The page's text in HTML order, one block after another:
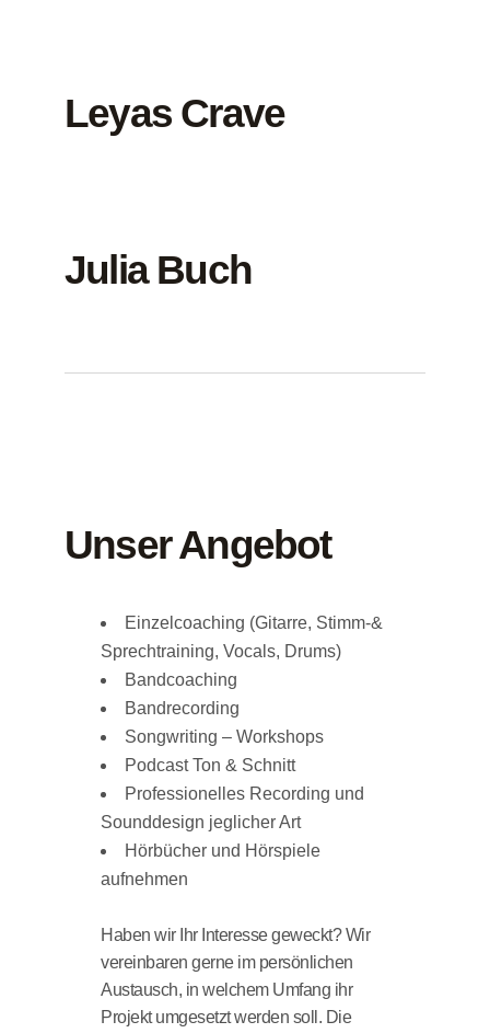
Leyas Crave
Julia Buch
Unser Angebot
Einzelcoaching (Gitarre, Stimm-&
Sprechtraining, Vocals, Drums)
Bandcoaching
Bandrecording
Songwriting – Workshops
Podcast Ton & Schnitt
Professionelles Recording und
Sounddesign jeglicher Art
Hörbücher und Hörspiele
aufnehmen
Haben wir Ihr Interesse geweckt? Wir
vereinbaren gerne im persönlichen
Austausch, in welchem Umfang ihr
Projekt umgesetzt werden soll. Die